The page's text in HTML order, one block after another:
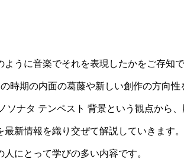
うに音楽でそれを表現したかをご存知
時期の内面の葛藤や新しい創作の方向性
ソナタ テンペスト 背景という観点から、
新情報を織り交ぜて解説していきます
にとって学びの多い内容です。